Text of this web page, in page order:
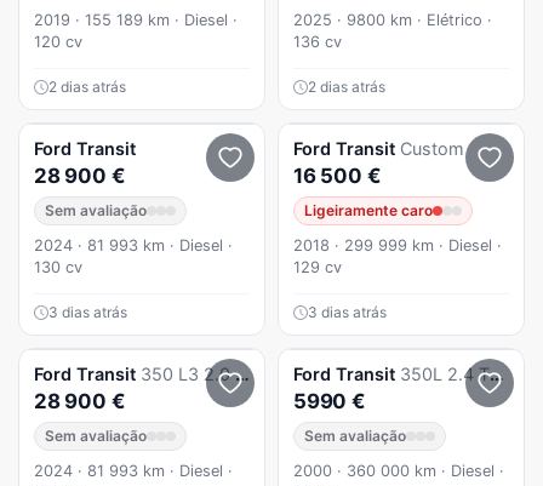
2019 · 155 189 km · Diesel ·
120 cv
2 dias atrás
2025 · 9800 km · Elétrico ·
136 cv
2 dias atrás
Ford Transit
28 900 €
Sem avaliação
2024 · 81 993 km · Diesel ·
130 cv
3 dias atrás
Ford Transit Custom
16 500 €
Ligeiramente caro
2018 · 299 999 km · Diesel ·
129 cv
3 dias atrás
Ford Transit 350 L3 2.0 TDCi H2 Trend
28 900 €
Sem avaliação
2024 · 81 993 km · Diesel ·
Ford Transit 350L 2.4 TDdi TM
5990 €
Sem avaliação
2000 · 360 000 km · Diesel ·